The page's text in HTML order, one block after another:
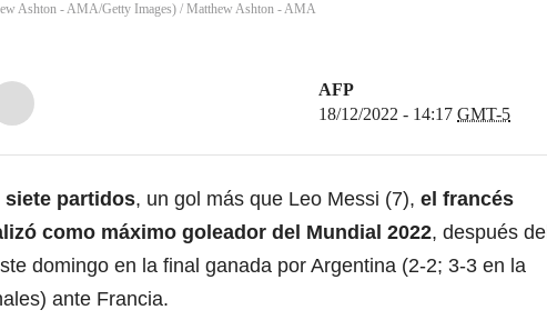
Ashton - AMA/Getty Images) / Matthew Ashton - AMA
AFP
18/12/2022 - 14:17 GMT-5
siete partidos, un gol más que Leo Messi (7), el francés
como máximo goleador del Mundial 2022, después del
domingo en la final ganada por Argentina (2-2; 3-3 en la
ante Francia.